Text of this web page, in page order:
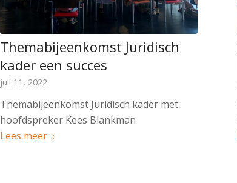
Themabijeenkomst Juridisch
kader een succes
juli 11, 2022
Themabijeenkomst Juridisch kader met
hoofdspreker Kees Blankman
Lees meer